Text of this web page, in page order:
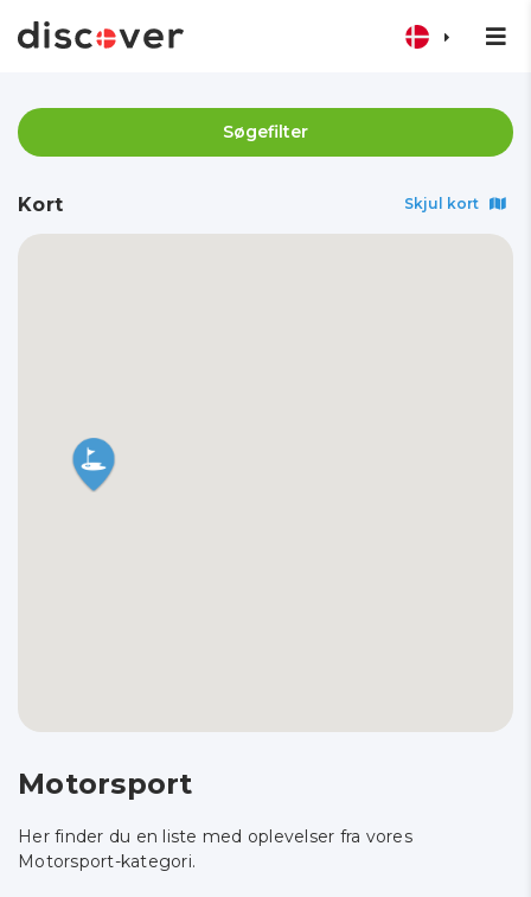
Søgefilter
Kort Skjul kort
Motorsport
Her finder du en liste med oplevelser fra vores
Motorsport-kategori.